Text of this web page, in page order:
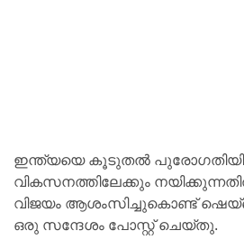
ഇന്ത്യയെ കൂടുതൽ
വികസനത്തിലേക്കും
വിജയം ആശംസിച്ചുകൊണ്ട്
ഒരു സന്ദേശം പോസ്റ്റ് ചെയ്തു.